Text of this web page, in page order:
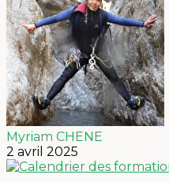
Myriam CHENE
2 avril 2025